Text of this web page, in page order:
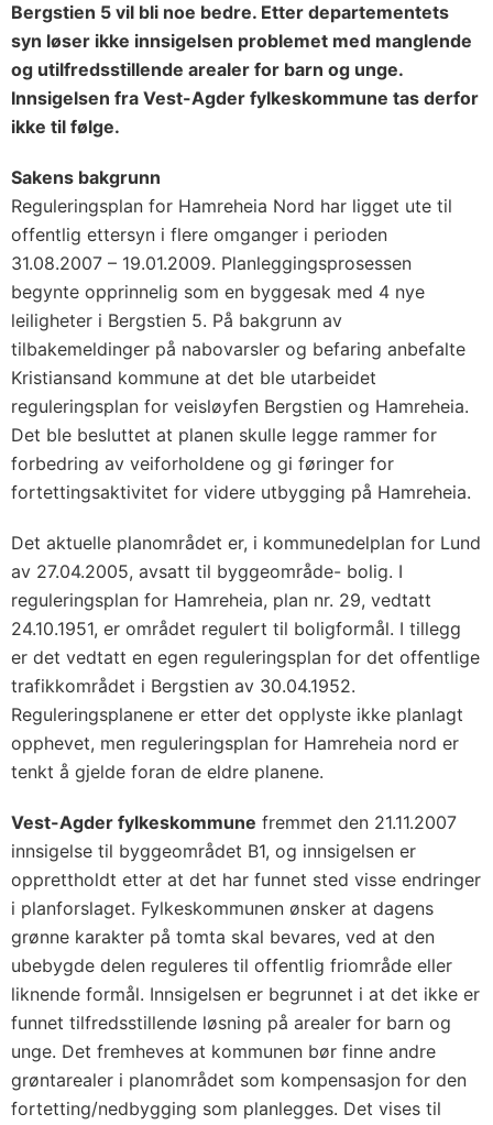
Bergstien 5 vil bli noe bedre. Etter departementets
syn løser ikke innsigelsen problemet med manglende
og utilfredsstillende arealer for barn og unge.
Innsigelsen fra Vest-Agder fylkeskommune tas derfor
ikke til følge.
Sakens bakgrunn
Reguleringsplan for Hamreheia Nord har ligget ute til
offentlig ettersyn i flere omganger i perioden
31.08.2007 – 19.01.2009. Planleggingsprosessen
begynte opprinnelig som en byggesak med 4 nye
leiligheter i Bergstien 5. På bakgrunn av
tilbakemeldinger på nabovarsler og befaring anbefalte
Kristiansand kommune at det ble utarbeidet
reguleringsplan for veisløyfen Bergstien og Hamreheia.
Det ble besluttet at planen skulle legge rammer for
forbedring av veiforholdene og gi føringer for
fortettingsaktivitet for videre utbygging på Hamreheia.
Det aktuelle planområdet er, i kommunedelplan for Lund
av 27.04.2005, avsatt til byggeområde- bolig. I
reguleringsplan for Hamreheia, plan nr. 29, vedtatt
24.10.1951, er området regulert til boligformål. I tillegg
er det vedtatt en egen reguleringsplan for det offentlige
trafikkområdet i Bergstien av 30.04.1952.
Reguleringsplanene er etter det opplyste ikke planlagt
opphevet, men reguleringsplan for Hamreheia nord er
tenkt å gjelde foran de eldre planene.
Vest-Agder fylkeskommune fremmet den 21.11.2007
innsigelse til byggeområdet B1, og innsigelsen er
opprettholdt etter at det har funnet sted visse endringer
i planforslaget. Fylkeskommunen ønsker at dagens
grønne karakter på tomta skal bevares, ved at den
ubebygde delen reguleres til offentlig friområde eller
liknende formål. Innsigelsen er begrunnet i at det ikke er
funnet tilfredsstillende løsning på arealer for barn og
unge. Det fremheves at kommunen bør finne andre
grøntarealer i planområdet som kompensasjon for den
fortetting/nedbygging som planlegges. Det vises til